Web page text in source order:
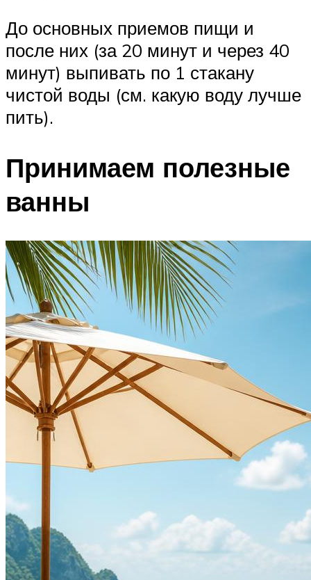
До основных приемов пищи и
после них (за 20 минут и через 40
минут) выпивать по 1 стакану
чистой воды (см. какую воду лучше
пить).
Принимаем полезные
ванны